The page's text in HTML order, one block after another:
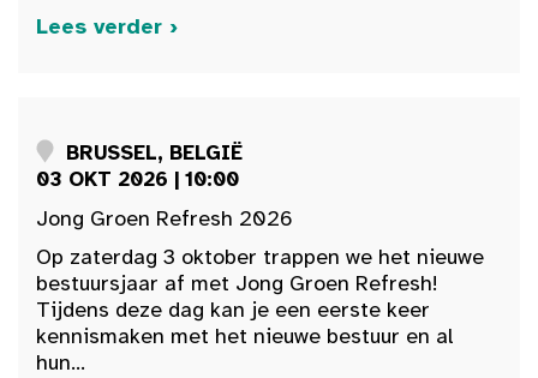
Lees verder ›
BRUSSEL, BELGIË
03 OKT 2026 | 10:00
Jong Groen Refresh 2026
Op zaterdag 3 oktober trappen we het nieuwe
bestuursjaar af met Jong Groen Refresh!
Tijdens deze dag kan je een eerste keer
kennismaken met het nieuwe bestuur en al
hun...